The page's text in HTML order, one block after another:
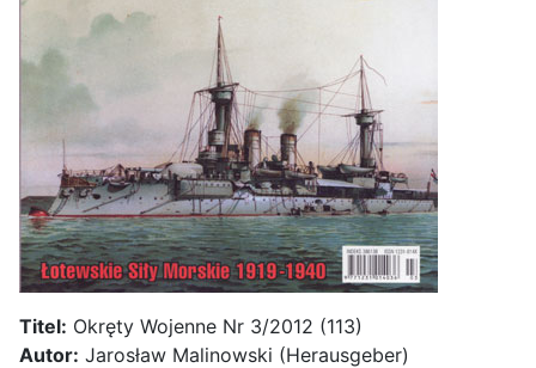
Titel: Okręty Wojenne Nr 3/2012 (113)
Autor: Jarosław Malinowski (Herausgeber)